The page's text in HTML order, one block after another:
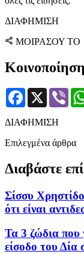
ΔΙΑΦΗΜΙΣΗ
ΜΟΙΡΑΣΟΥ ΤΟ
Facebook
X
ΔΙΑΦΗΜΙΣΗ
Επιλεγμένα άρθρα
Διαβάστε
Σίσσυ
ότι είναι
Τα 3 ζώδια που
είσοδο του Δία